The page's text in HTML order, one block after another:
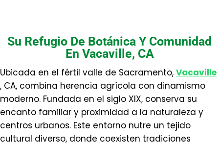
Vacaville. Nuestra consultoría para Amarres De
Amor En Vacaville se realiza con un enfoque
libre albedrío y buscando el bien mayor de
todos los involucrados.
¿Cómo elijo un amuleto
para protección personal?
Su Refugio De Botánica Y Comunidad
En Vacaville, CA
Ubicada en el fértil valle de Sacramento, Vacaville
, CA, combina herencia agrícola con dinamismo
moderno. Fundada en el siglo XIX, conserva su
encanto familiar y proximidad a la naturaleza y
centros urbanos. Este entorno nutre un tejido
cultural diverso, donde coexisten tradiciones